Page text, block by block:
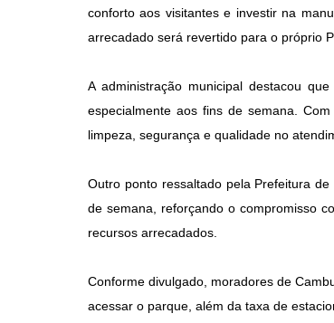
conforto aos visitantes e investir na
arrecadado será revertido para o próprio
A administração municipal destacou
especialmente aos fins de semana.
limpeza, segurança e qualidade no
Outro ponto ressaltado pela Prefeitura
de semana, reforçando o compromisso
recursos arrecadados.
Conforme divulgado, moradores de
acessar o parque, além da taxa de